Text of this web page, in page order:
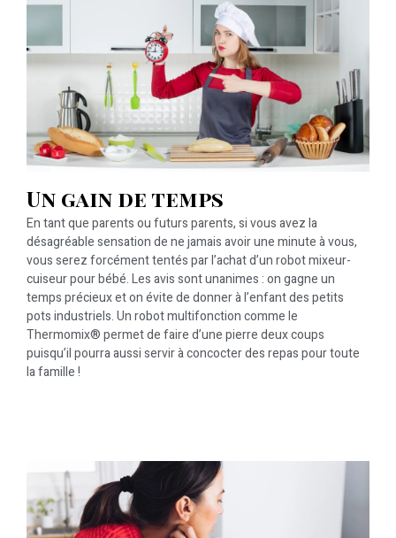
Un gain de temps
En tant que parents ou futurs parents, si vous avez la
désagréable sensation de ne jamais avoir une minute à vous,
vous serez forcément tentés par l’achat d’un robot mixeur-
cuiseur pour bébé. Les avis sont unanimes : on gagne un
temps précieux et on évite de donner à l’enfant des petits
pots industriels. Un robot multifonction comme le
Thermomix® permet de faire d’une pierre deux coups
puisqu’il pourra aussi servir à concocter des repas pour toute
la famille !